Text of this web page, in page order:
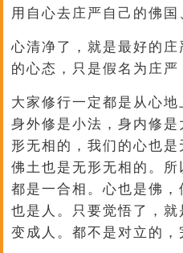
用自心去庄严自己的佛国
心清净了，就是最好的
的心态，只是假名为庄严
大家修行一定都是从心地
身外修是小法，身内修
形无相的，我们的心也
佛土也是无形无相的。
都是一合相。心也是佛
也是人。只要觉悟了，
变成人。都不是对立的，